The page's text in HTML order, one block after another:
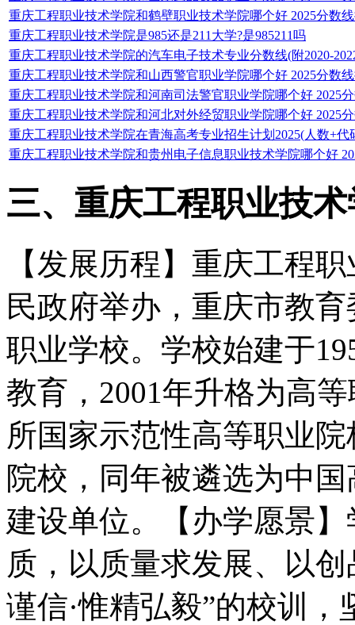
重庆工程职业技术学院和鹤壁职业技术学院哪个好 2025分数
重庆工程职业技术学院是985还是211大学?是985211吗
重庆工程职业技术学院的汽车电子技术专业分数线(附2020-
重庆工程职业技术学院和山西警官职业学院哪个好 2025分数
重庆工程职业技术学院和河南司法警官职业学院哪个好 2025
重庆工程职业技术学院和河北对外经贸职业学院哪个好 2025
重庆工程职业技术学院在青海高考专业招生计划2025(人数+代
重庆工程职业技术学院和贵州电子信息职业技术学院哪个好
三、重庆工程职业技
【发展历程】重庆工程
民政府举办，重庆市教
职业学校。学校始建于
教育，2001年升格为高
所国家示范性高等职业
院校，同年被遴选为中
建设单位。【办学愿景
质，以质量求发展、以
谨信·惟精弘毅”的校训，